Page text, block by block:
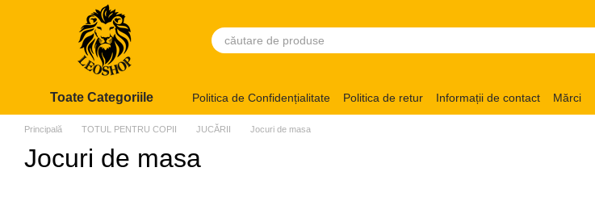
Mergi la conținutul principal
Toate Categoriile Politica de Confidențialitate Politica de retur Informații de contact Mărci
Principală TOTUL PENTRU COPII JUCĂRII Jocuri de masa
Jocuri de masa